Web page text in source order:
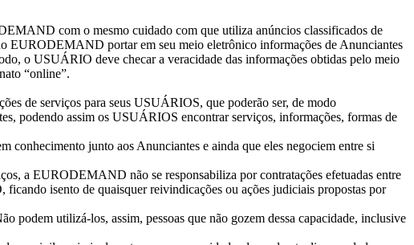
com o mesmo cuidado com que utiliza anúncios classificados de
EURODEMAND portar em seu meio eletrônico informações de Anunciantes
o USUÁRIO deve checar a veracidade das informações obtidas pelo meio
“online”.
de serviços para seus USUÁRIOS, que poderão ser, de modo
podendo assim os USUÁRIOS encontrar serviços, informações, formas de
junto aos Anunciantes e ainda que eles negociem entre si
a EURODEMAND não se responsabiliza por contratações efetuadas entre
isento de quaisquer reivindicações ou ações judiciais propostas por
podem utilizá-los, assim, pessoas que não gozem dessa capacidade, inclusive